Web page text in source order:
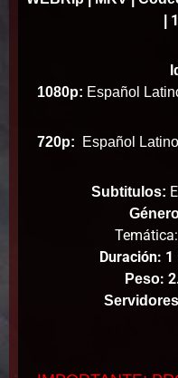
1080p: Español
720p: Español
Subtitulos:
Duración: 1
Peso: